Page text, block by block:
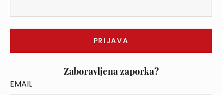
Zaboravljena zaporka?
EMAIL